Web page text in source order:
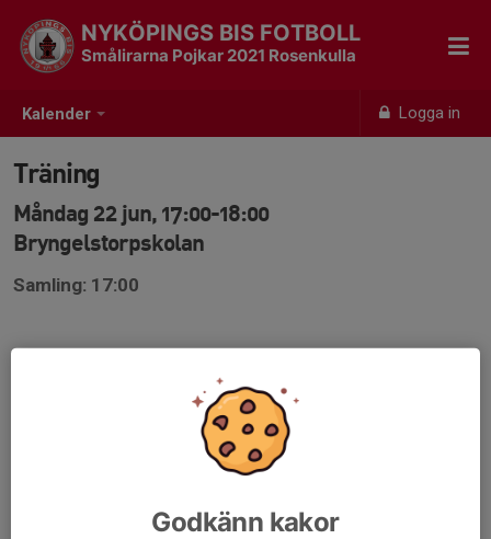
Kalender Logga in
NYKÖPINGS BIS FOTBOLL
Smålirarna Pojkar 2021 Rosenkulla
Träning
Måndag 22 jun, 17:00-18:00
Bryngelstorpskolan
Samling: 17:00
Godkänn kakor